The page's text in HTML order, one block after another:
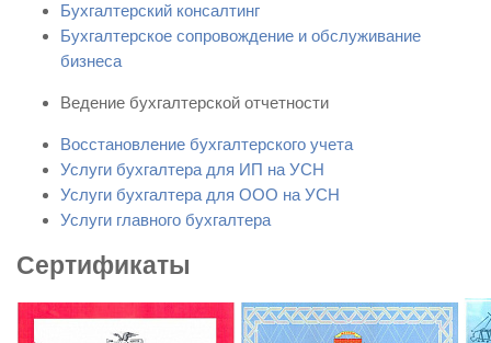
Бухгалтерский консалтинг
Бухгалтерское сопровождение и обслуживание
бизнеса
Ведение бухгалтерской отчетности
Восстановление бухгалтерского учета
Услуги бухгалтера для ИП на УСН
Услуги бухгалтера для ООО на УСН
Услуги главного бухгалтера
Сертификаты